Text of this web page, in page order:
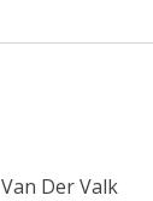
Van Der Valk